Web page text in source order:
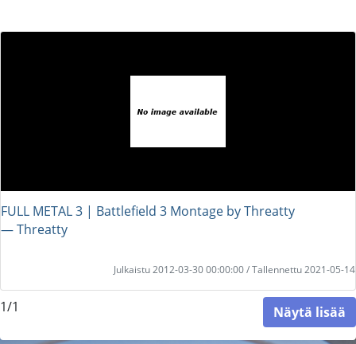
FULL METAL 3 | Battlefield 3 Montage by Threatty
― Threatty
Julkaistu 2012-03-30 00:00:00 / Tallennettu 2021-05-14
1/1 Näytä lisää